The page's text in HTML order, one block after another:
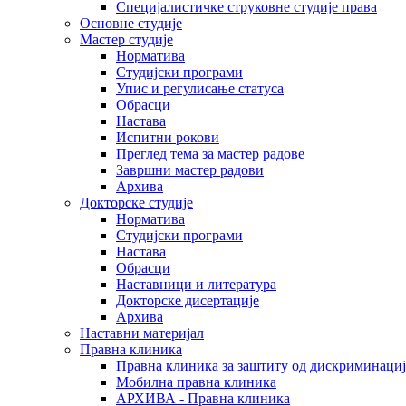
Специјалистичке струковне студије права
Основне студије
Мастер студије
Норматива
Студијски програми
Упис и регулисање статуса
Обрасци
Настава
Испитни рокови
Преглед тема за мастер радове
Завршни мастер радови
Архива
Докторске студије
Норматива
Студијски програми
Настава
Обрасци
Наставници и литература
Докторске дисертације
Архива
Наставни материјал
Правна клиника
Правна клиника за заштиту од
Мобилна правна клиника
АРХИВА - Правна клиника